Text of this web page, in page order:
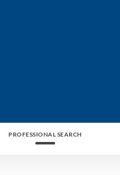
PROFESSIONAL SEARCH